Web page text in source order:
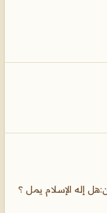
إله الإسلام يمل ؟